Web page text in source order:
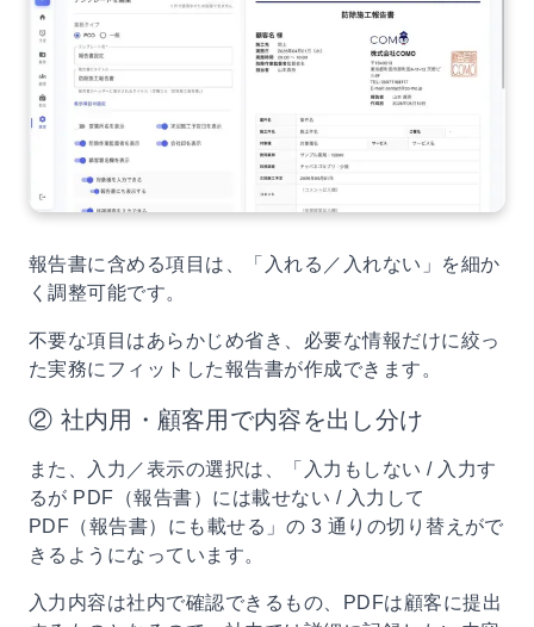
報告書に含める項目は、「入れる／入れない」を細か
く調整可能です。
不要な項目はあらかじめ省き、必要な情報だけに絞っ
た実務にフィットした報告書が作成できます。
② 社内用・顧客用で内容を出し分け
また、入力／表示の選択は、「入力もしない / 入力す
るが PDF（報告書）には載せない / 入力して
PDF（報告書）にも載せる」の 3 通りの切り替えがで
きるようになっています。
入力内容は社内で確認できるもの、PDFは顧客に提出